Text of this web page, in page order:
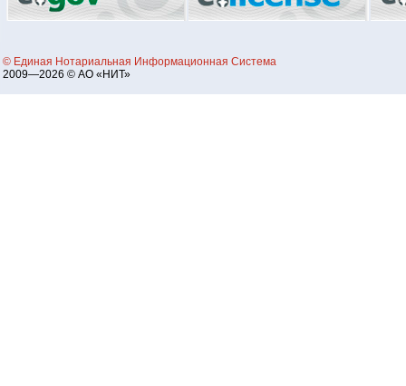
© Единая Нотариальная Информационная Система
2009—2026 © АО «НИТ»